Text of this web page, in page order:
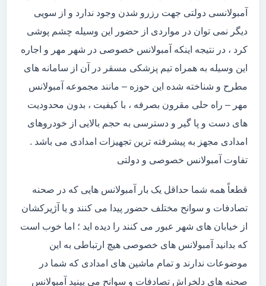
آمبولانسی دولتی جهت رزرو شدن وجود ندارد و از سویی
دیگر نمی توان در مواردی از حضور این وسیله چشم پوشی
کرد ، در نتیجه اینکه آمبولانس خصوصی در شهر مهر و اجاره
این وسیله به همراه تیم پزشکی مسقر در آن از سامانه های
مطرح و شناخته شده این حوزه – مانند مجموعه آمبولانس
مهر – راه حلی مقرون بصرفه ، با کیفیت ، بدون محدودیت
های دست و پا گیر و دسترسی به حجم بالایی از خودروهای
امدادی مجهز به پیشرفته ترین تجهیزات امدادی می باشد .
تفاوت آمبولانس خصوصی و دولتی
قطعاً همه شما حداقل یک بار آمبولانس هایی که در صحنه
تصادفات و سوانح مختلف حضور پیدا می کنند و یا آژیرکشان
از خیابان های شهر عبور می کنند را دیده اید ؛ اما خوب است
که بدانید آمبولانس های خصوصی هیچ ارتباطی به این
موضوعات ندارند و تمام ماشین های امدادی که شما در
صحنه های دلخراش تصادفات و سوانح می بینید آمبولانس